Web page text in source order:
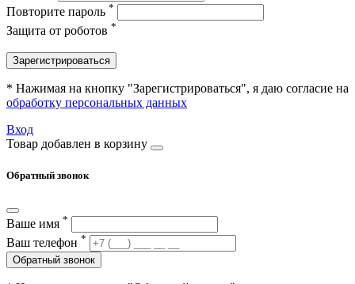
Повторите пароль *
Защита от роботов *
Зарегистрироваться
* Нажимая на кнопку "Зарегистрироваться", я даю согласие на
обработку персональных данных
Вход
Товар добавлен в корзину
Обратный звонок
Ваше имя *
Ваш телефон *
Обратный звонок